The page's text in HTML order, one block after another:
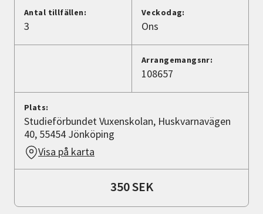
Antal tillfällen:
3
Veckodag:
Ons
Arrangemangsnr:
108657
Plats:
Studieförbundet Vuxenskolan, Huskvarnavägen
40, 55454 Jönköping
Visa på karta
350 SEK